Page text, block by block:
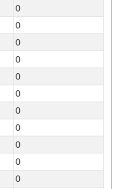
0
0
0
0
0
0
0
0
0
0
0